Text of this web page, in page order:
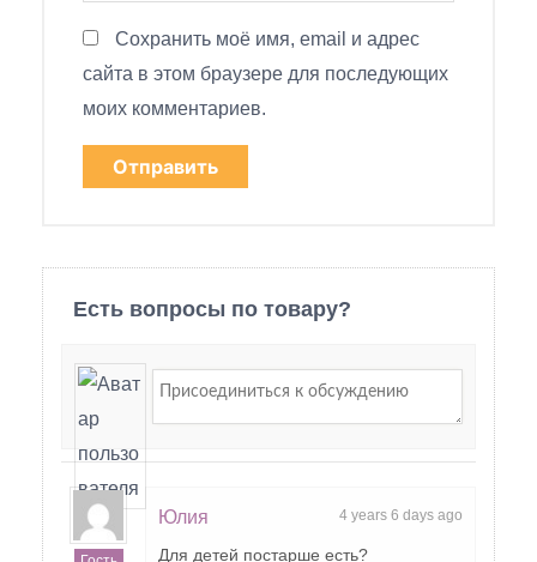
Сохранить моё имя, email и адрес
сайта в этом браузере для последующих
моих комментариев.
Есть вопросы по товару?
Юлия 4 years 6 days ago
Для детей постарше есть?